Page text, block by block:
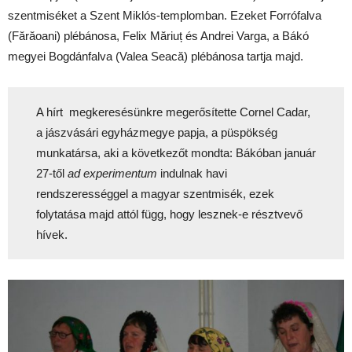
szentmiséket a Szent Miklós-templomban. Ezeket Forrófalva
(Fărăoani) plébánosa, Felix Măriuț és Andrei Varga, a Bákó
megyei Bogdánfalva (Valea Seacă) plébánosa tartja majd.
A hírt megkeresésünkre megerősítette Cornel Cadar,
a jászvásári egyházmegye papja, a püspökség
munkatársa, aki a következőt mondta: Bákóban január
27-től ad experimentum indulnak havi
rendszerességgel a magyar szentmisék, ezek
folytatása majd attól függ, hogy lesznek-e résztvevő
hívek.